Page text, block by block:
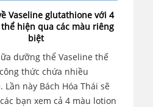
Vaseline glutathione với 4
hiện qua các màu riêng
biệt
dưỡng thể Vaseline thế
thức chứa nhiều
này Bách Hóa Thái sẽ
bạn xem cả 4 màu lotion